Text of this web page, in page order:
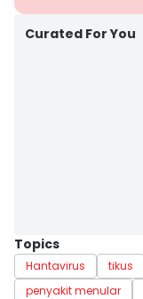
Curated For You
Topics
Hantavirus tikus
penyakit menular